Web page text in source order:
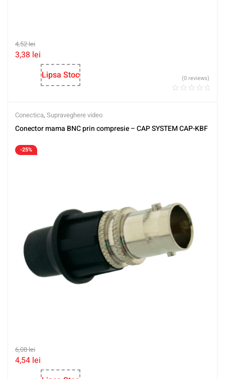
4,52lei
3,38 lei
Lipsa Stoc
(0 reviews)
Conectica, Supraveghere video
Conector mama BNC prin compresie – CAP SYSTEM CAP-KBF
-25%
6,08lei
4,54 lei